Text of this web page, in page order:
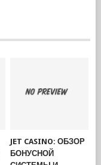
JET CASINO: ОБЗОР
БОНУСНОЙ